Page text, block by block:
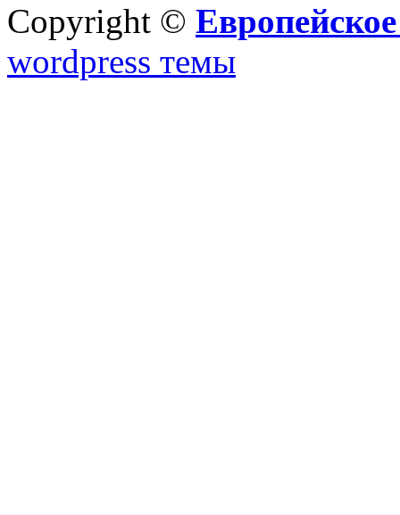
Copyright ©
wordpress темы